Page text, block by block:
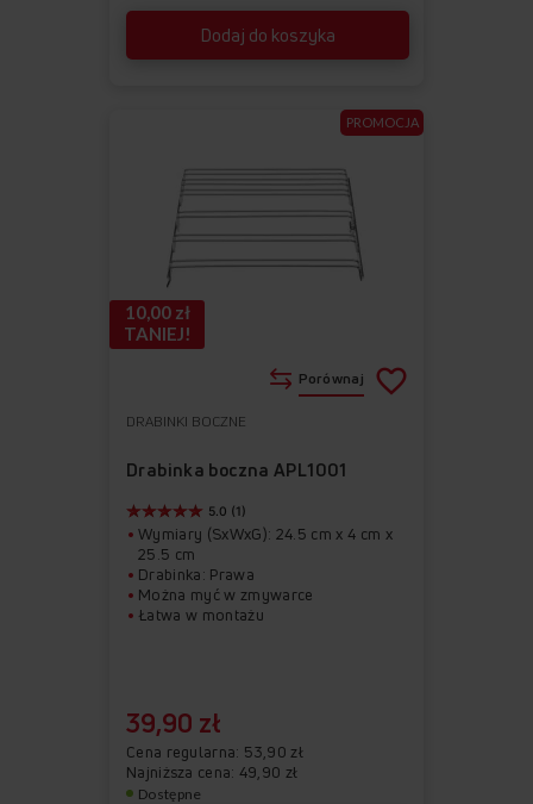
Dodaj do koszyka
DRABINKI BOCZNE
Drabinka boczna APL1001
5.0 (1)
Wymiary (SxWxG): 24.5 cm x 4 cm x
25.5 cm
Drabinka: Prawa
Można myć w zmywarce
Łatwa w montażu
39,90 zł
Cena regularna 53,90 zł
Najniższa cena: 49,90 zł
Dostępne
Porównaj
PROMOCJA
10,00 zł
TANIEJ!